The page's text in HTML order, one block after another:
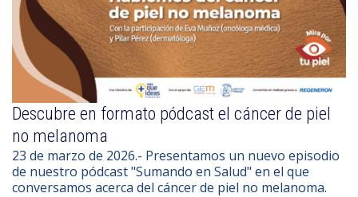
Descubre en formato pódcast el cáncer de piel
no melanoma
23 de marzo de 2026.- Presentamos un nuevo episodio
de nuestro pódcast "Sumando en Salud" en el que
conversamos acerca del cáncer de piel no melanoma.